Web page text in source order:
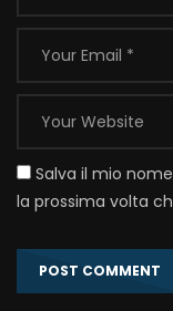
Salva il mio
la prossima volta